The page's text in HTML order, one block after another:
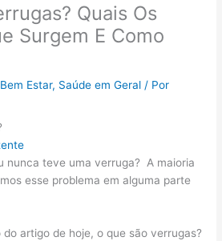
Quais Os
Surgem E Como
Bem Estar, Saúde em Geral / Por
nunca teve uma verruga? A maioria
esse problema em alguma parte
do artigo de hoje, o que são verrugas?